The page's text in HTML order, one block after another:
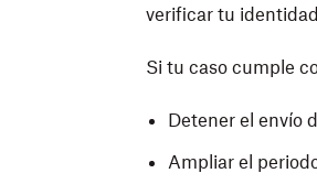
verificar tu
Si tu caso cumple
Detener el envío
Ampliar el